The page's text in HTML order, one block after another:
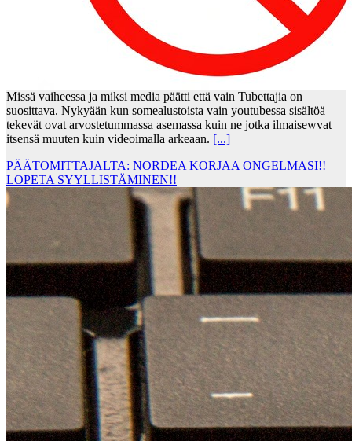
Missä vaiheessa ja miksi media päätti että vain Tubettajia on
suosittava. Nykyään kun somealustoista vain youtubessa sisältöä
tekevät ovat arvostetummassa asemassa kuin ne jotka ilmaisewvat
itsensä muuten kuin videoimalla arkeaan. [...]
PÄÄTOMITTAJALTA: NORDEA KORJAA ONGELMASI!!
LOPETA SYYLLISTÄMINEN!!